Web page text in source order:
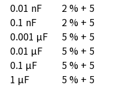
0.01 nF
0.1 nF
0.001 μF
0.01 μF
0.1 μF
1 μF
2 % + 5
2 % + 5
5 % + 5
5 % + 5
5 % + 5
5 % + 5